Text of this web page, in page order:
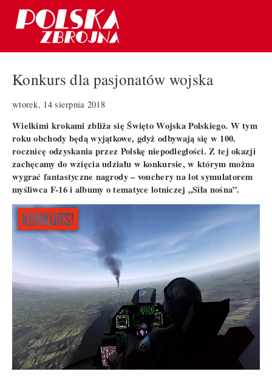
Konkurs dla pasjonatów wojska
wtorek, 14 sierpnia 2018
Wielkimi krokami zbliża się Święto Wojska Polskiego. W tym
roku obchody będą wyjątkowe, gdyż odbywają się w 100.
rocznicę odzyskania przez Polskę niepodległości. Z tej okazji
zachęcamy do wzięcia udziału w konkursie, w którym można
wygrać fantastyczne nagrody – vouchery na lot symulatorem
myśliwca F-16 i albumy o tematyce lotniczej „Siła nośna”.